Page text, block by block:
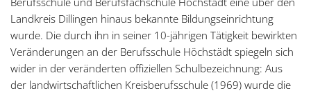
Landkreis Dillingen hinaus bekannte Bildungseinrichtung
wurde. Die durch ihn in seiner 10-jährigen Tätigkeit bewirkten
Veränderungen an der Berufsschule Höchstädt spiegeln sich
wider in der veränderten offiziellen Schulbezeichnung: Aus
der landwirtschaftlichen Kreisberufsschule (1969) wurde die